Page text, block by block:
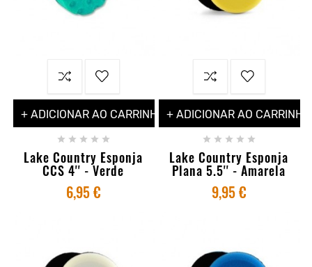
+ ADICIONAR AO CARRINHO
    
Lake Country Esponja
CCS 4'' - Verde
6,95 €
+ ADICIONAR AO CARRINHO
    
Lake Country Esponja
Plana 5.5'' - Amarela
9,95 €